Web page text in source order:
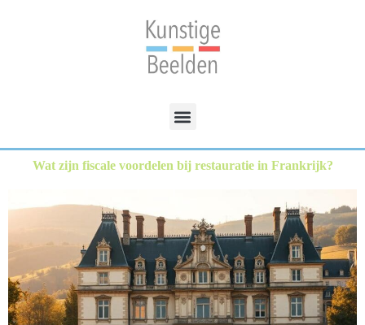
Wat zijn fiscale voordelen bij restauratie in Frankrijk?